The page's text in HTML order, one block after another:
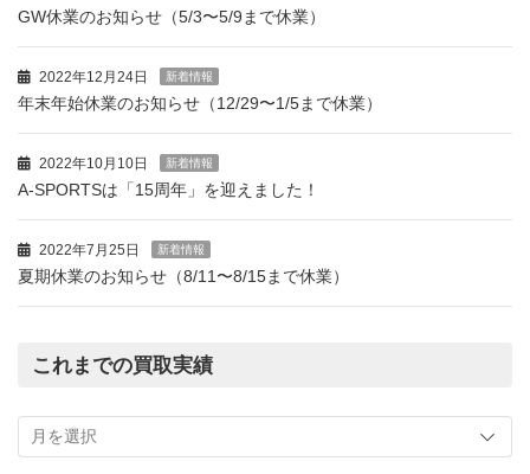
GW休業のお知らせ（5/3〜5/9まで休業）
2022年12月24日 新着情報
年末年始休業のお知らせ（12/29〜1/5まで休業）
2022年10月10日 新着情報
A-SPORTSは「15周年」を迎えました！
2022年7月25日 新着情報
夏期休業のお知らせ（8/11〜8/15まで休業）
これまでの買取実績
ま